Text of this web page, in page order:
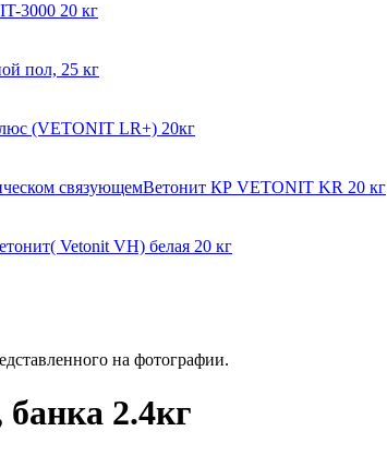
3000 20 кг
пол, 25 кг
(VETONIT LR+) 20кг
связующемВетонит КР VETONIT KR 20 кг
Vetonit VH) белая 20 кг
на фотографии.
2.4кг